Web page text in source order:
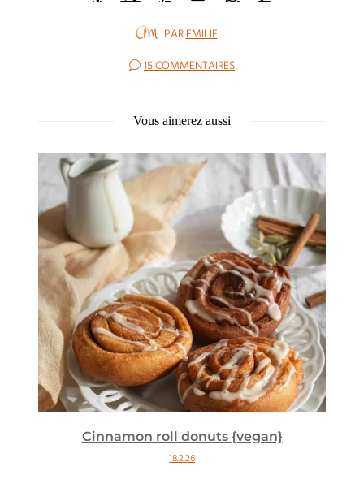
PAREMILIE
15 COMMENTAIRES
Vous aimerez aussi
Cinnamon roll donuts {vegan}
18.2.26